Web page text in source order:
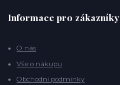
Informace pro zákazníky
O nás
Vše o nákupu
Obchodní podmínky